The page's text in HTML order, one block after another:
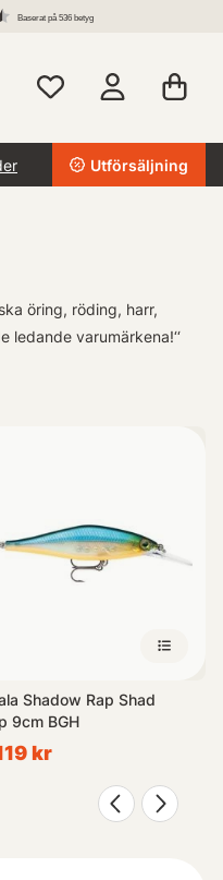
Baserat på 536 betyg
Utförsäljning
öring, röding, harr,
ledande varumärkena!‘‘
Shadow Rap Shad
9cm BGH
kr